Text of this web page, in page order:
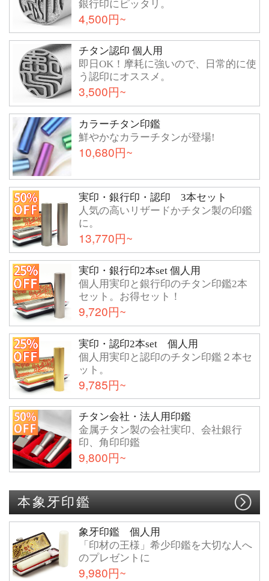
銀行印にピッタリ。
4,500円~
チタン認印 個人用
即日OK！摩耗に強いので、日常的に使
う認印にオススメ。
3,500円~
カラーチタン印鑑
鮮やかなカラーチタンが登場!
10,680円~
実印・銀行印・認印 3本セット
人気の高いリザードかチタン製の印鑑
に。
13,770円~
実印・銀行印2本set 個人用
個人用実印と銀行印のチタン印鑑2本
セット。お得セット！
9,720円~
実印・認印2本set 個人用
個人用実印と認印のチタン印鑑２本セ
ット。
9,785円~
チタン会社・法人用印鑑
金属チタン製の会社実印、会社銀行
印、角印印鑑
9,800円~
本象牙印鑑
象牙印鑑 個人用
「印材の王様」希少印鑑を大切な人へ
のプレゼントに
9,980円~